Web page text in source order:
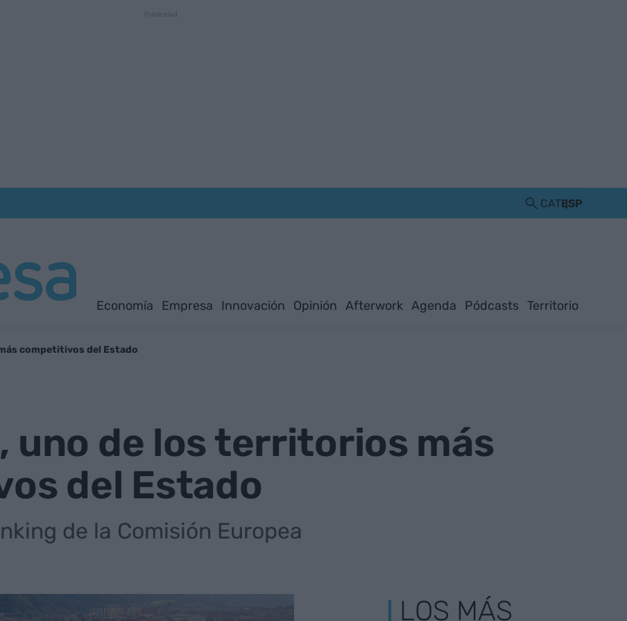
CATESP
Economía Empresa Innovación Opinión Afterwork Agenda Pódcasts Territorio
competitivos del Estado
uno de los territorios más
del Estado
de la Comisión Europea
LOS MÁS